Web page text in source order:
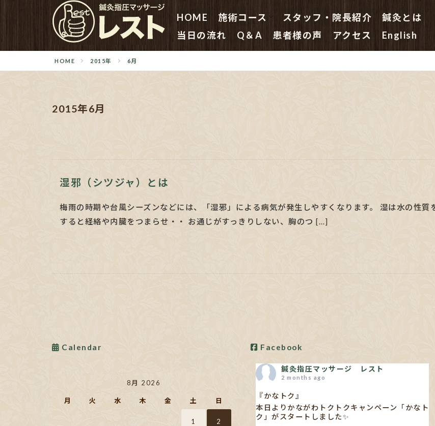
HOME
施術コース
鍼灸 初めての方へ
はり治療コース
はり・きゅう治療コース
鍼灸院の指圧マッサージコース
鍼灸主任の鍼灸特別コース
副院長総合(鍼灸)コース
院長(鍼灸・はり治療)スペシャル
スタッフ・院長紹介
鍼灸とは
当日の流れ
Q＆A 患者様の声 アクセス English
HOME 2015年 6月
2015年6月
湿邪（シツジャ）とは
梅雨の時期や台風シーズンなどには、「湿邪」による病気が発生しやすくなります。 湿は水の性
すると経絡や内臓をつまらせ・・ お通じがすっきりしない、胸のつ […]
Calendar
8月 2026
月 火 水 木 金 土 日
1 2
Facebook
鍼灸指圧マッサージ レスト
2 months ago
『かなトク』
本日よりかながわトクトクキャンペーン「かなト
ク」がスタートしました✨